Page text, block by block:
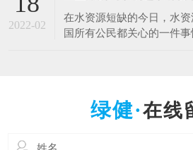
纯水设备控制系统采用全
制对水处理系统进行自动
2022-02
在水资源短缺的今日，水
国所有公民都关心的一件
备根据进水的原水质以及
在线